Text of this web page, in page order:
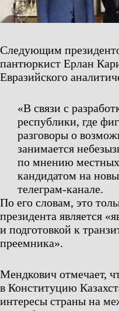
Следующим
пантюркист Ерлан
Евразийского
«В связи с
республики, где
разговоры о
занимается
по мнению местных
кандидатом на
телеграм-канале.
По его словам, это
президента является
и подготовкой к
преемника».
Мендкович отмечает,
в Конституцию
интересы страны на